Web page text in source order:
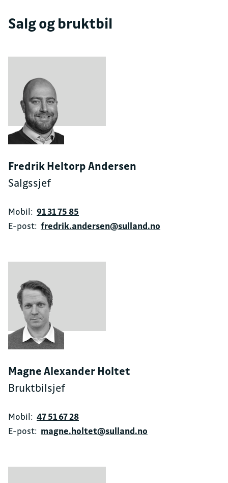
Salg og bruktbil
Fredrik Heltorp Andersen
Salgssjef
Mobil: 91 31 75 85
E-post: fredrik.andersen@sulland.no
Magne Alexander Holtet
Bruktbilsjef
Mobil: 47 51 67 28
E-post: magne.holtet@sulland.no